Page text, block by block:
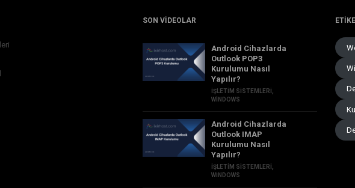
SON VIDEOLAR
Android Cihazlarda
Outlook POP3
Kurulumu Nasıl
Yapılır?
İŞLETIM SISTEMLERI
WINDOWS
Android Cihazlarda
Outlook IMAP
Kurulumu Nasıl
Yapılır?
İŞLETIM SISTEMLERI
WINDOWS